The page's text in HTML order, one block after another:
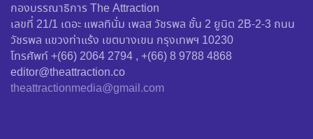
กองบรรณาธิการ The Attraction
เลขที่ 21/1 เดอะ แพลทินั่ม เพลส วัชรพล ชั้น 2 ยูนิต 2B-2-3 ถนน
วัชรพล แขวงท่าแร้ง เขตบางเขน กรุงเทพฯ 10230
โทรศัพท์ +(66) 2064 2794 , +(66) 8 9788 4868
editor@theattraction.co
theattractionmedia@gmail.com